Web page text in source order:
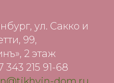
ул. Сакко и
99,
2 этаж
343 215 91-68